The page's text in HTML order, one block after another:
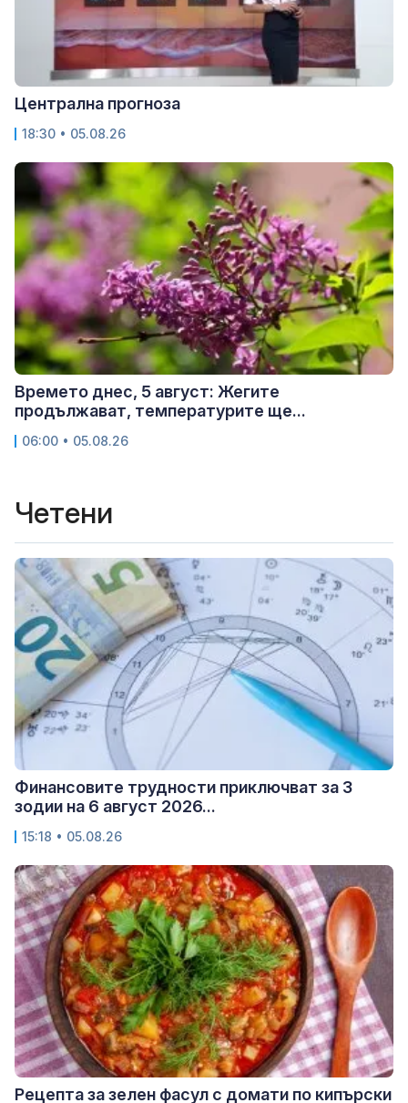
Централна прогноза
18:30 • 05.08.26
Времето днес, 5 август: Жегите
продължават, температурите ще...
06:00 • 05.08.26
Четени
Финансовите трудности приключват за 3
зодии на 6 август 2026...
15:18 • 05.08.26
Рецепта за зелен фасул с домати по кипърски